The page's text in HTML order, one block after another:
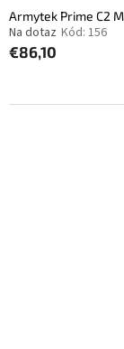
Armytek Prime C2
Na dotaz Kód: 156
€86,10